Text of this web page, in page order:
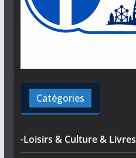
Catégories
-Loisirs & Culture & Livres